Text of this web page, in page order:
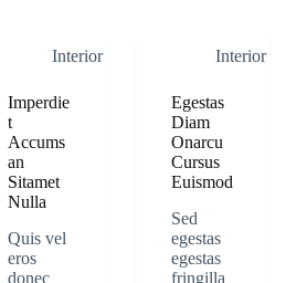
Interior
Imperdie
t
Accums
an
Sitamet
Nulla
Quis vel
eros
donec
Interior
Egestas
Diam
Onarcu
Cursus
Euismod
Sed
egestas
egestas
fringilla